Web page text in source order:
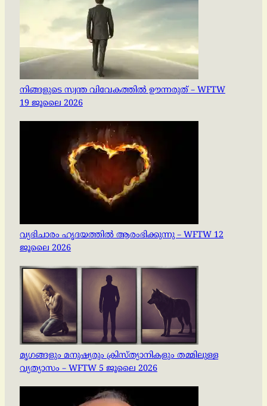
നിങ്ങളുടെ സ്വന്ത വിവേകത്തിൽ ഊന്നരുത് – WFTW
19 ജൂലൈ 2026
വ്യഭിചാരം ഹൃദയത്തിൽ ആരംഭിക്കുന്നു – WFTW 12
ജൂലൈ 2026
മൃഗങ്ങളും മനുഷ്യരും ക്രിസ്ത്യാനികളും തമ്മിലുള്ള
വ്യത്യാസം – WFTW 5 ജൂലൈ 2026